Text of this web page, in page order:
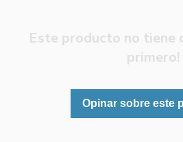
Este producto no tiene
primero!
Opinar sobre este